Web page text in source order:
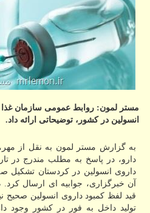
مستر لمون: روابط عمومی سازمان غذا و
انسولین در كشور، توضیحاتی ارائه داد.
به گزارش مستر لمون به نقل از
داروی انسولین در کردستان تشکیل
آن خبرگزاری، جوابیه ای ارسال کرد.
قید لفظ کمبود داروی انسولین صحیح
تولید داخل به فور در کشور وجود